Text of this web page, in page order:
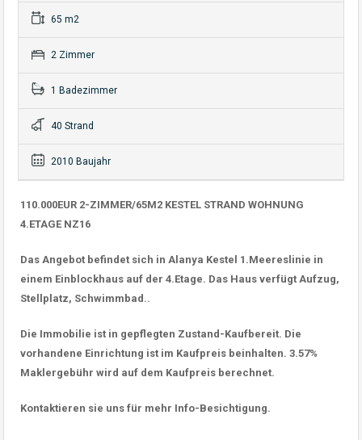
65 m2
2 Zimmer
1 Badezimmer
40 Strand
2010 Baujahr
110.000EUR 2-ZIMMER/65M2 KESTEL STRAND WOHNUNG
4.ETAGE NZ16
Das Angebot befindet sich in Alanya Kestel 1.Meereslinie in
einem Einblockhaus auf der 4.Etage. Das Haus verfügt Aufzug,
Stellplatz, Schwimmbad..
Die Immobilie ist in gepflegten Zustand-Kaufbereit. Die
vorhandene Einrichtung ist im Kaufpreis beinhalten. 3.57%
Maklergebühr wird auf dem Kaufpreis berechnet.
Kontaktieren sie uns für mehr Info-Besichtigung.